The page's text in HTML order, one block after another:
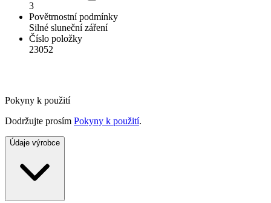
3
Povětrnostní podmínky
Silné sluneční záření
Číslo položky
23052
Pokyny k použití
Dodržujte prosím Pokyny k použití.
Údaje výrobce